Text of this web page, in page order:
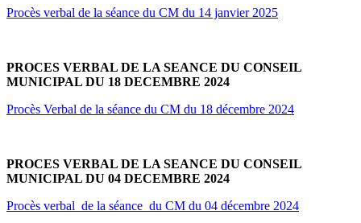
Procès verbal de la séance du CM du 14 janvier 2025
PROCES VERBAL DE LA SEANCE DU CONSEIL
MUNICIPAL DU 18 DECEMBRE 2024
Procès Verbal de la séance du CM du 18 décembre 2024
PROCES VERBAL DE LA SEANCE DU CONSEIL
MUNICIPAL DU 04 DECEMBRE 2024
Procès verbal de la séance du CM du 04 décembre 2024